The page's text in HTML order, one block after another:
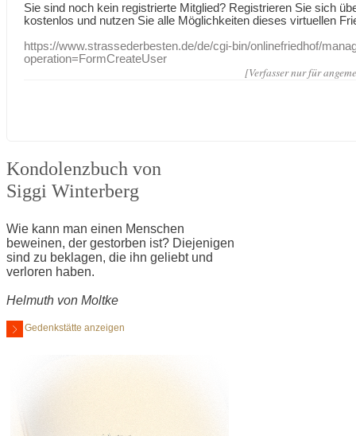
Sie sind noch kein registrierte Mitglied? Registrieren Sie sich
kostenlos und nutzen Sie alle Möglichkeiten dieses virtuellen
https://www.strassederbesten.de/de/cgi-bin/onlinefriedhof/
operation=FormCreateUser
[Verfasser nur für
Kondolenzbuch von
Siggi Winterberg
Wie kann man einen Menschen
beweinen, der gestorben ist? Diejenigen
sind zu beklagen, die ihn geliebt und
verloren haben.
Helmuth von Moltke
Gedenkstätte anzeigen